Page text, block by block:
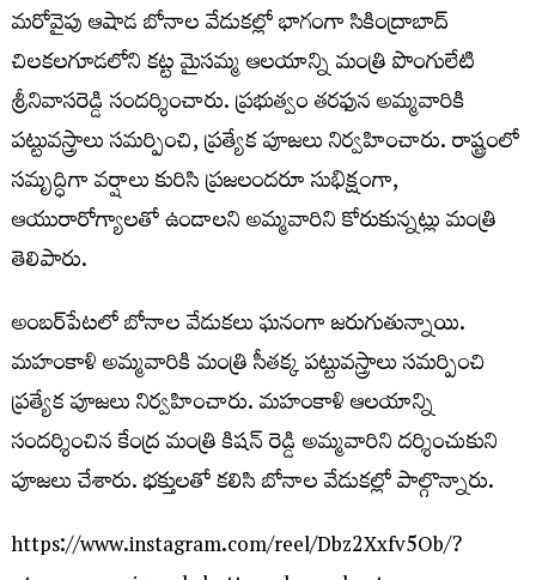
మరోవైపు ఆషాడ బోనాల వేడుకల్లో భాగంగా సికింద్రాబాద్
చిలకలగూడలోని కట్ట మైసమ్మ ఆలయాన్ని మంత్రి పొంగులేటి
శ్రీనివాసరెడ్డి సందర్శించారు. ప్రభుత్వం తరఫున అమ్మవారికి
పట్టువస్త్రాలు సమర్పించి, ప్రత్యేక పూజలు నిర్వహించారు. రాష్ట్రంలో
సమృద్ధిగా వర్షాలు కురిసి ప్రజలందరూ సుభిక్షంగా,
ఆయురారోగ్యాలతో ఉండాలని అమ్మవారిని కోరుకున్నట్లు మంత్రి
తెలిపారు.
అంబర్‌పేటలో బోనాల వేడుకలు ఘనంగా జరుగుతున్నాయి.
మహంకాళి అమ్మవారికి మంత్రి సీతక్క పట్టువస్త్రాలు సమర్పించి
ప్రత్యేక పూజలు నిర్వహించారు. మహంకాళి ఆలయాన్ని
సందర్శించిన కేంద్ర మంత్రి కిషన్ రెడ్డి అమ్మవారిని దర్శించుకుని
పూజలు చేశారు. భక్తులతో కలిసి బోనాల వేడుకల్లో పాల్గొన్నారు.
https://www.instagram.com/reel/Dbz2Xxfv5Ob/?